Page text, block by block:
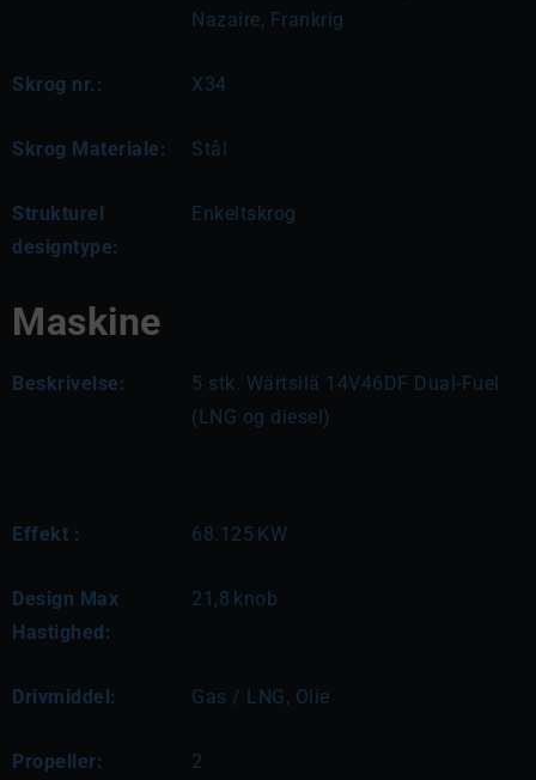
Nazaire, Frankrig
Skrog nr.: X34
Skrog Materiale: Stål
Strukturel
designtype:
Enkeltskrog
Maskine
Beskrivelse:
5 stk. Wärtsilä 14V46DF Dual-Fuel
(LNG og diesel)
Effekt : 68.125 KW
Design Max
Hastighed:
21,8 knob
Drivmiddel: Gas / LNG, Olie
Propeller: 2